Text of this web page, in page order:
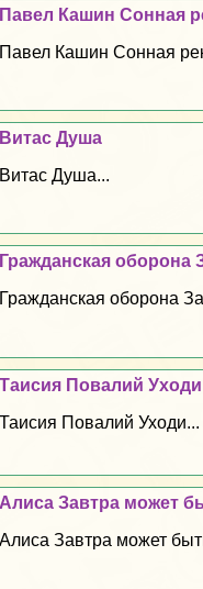
Павел Кашин Сонная
Павел Кашин Сонная
Витас Душа
Витас Душа...
Гражданская оборона
Гражданская оборона
Таисия Повалий Уходи
Таисия Повалий Уходи...
Алиса Завтра может
Алиса Завтра может